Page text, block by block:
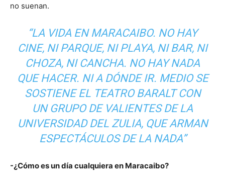
no suenan.
“LA VIDA EN MARACAIBO. NO HAY
CINE, NI PARQUE, NI PLAYA, NI BAR, NI
CHOZA, NI CANCHA. NO HAY NADA
QUE HACER. NI A DÓNDE IR. MEDIO SE
SOSTIENE EL TEATRO BARALT CON
UN GRUPO DE VALIENTES DE LA
UNIVERSIDAD DEL ZULIA, QUE ARMAN
ESPECTÁCULOS DE LA NADA”
-¿Cómo es un día cualquiera en Maracaibo?